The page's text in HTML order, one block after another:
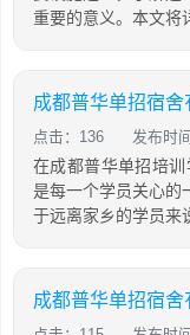
重要的意义。本文将
成都普华单招宿舍
点击：136 发布时
在成都普华单招培
是每一个学员关心的
于远离家乡的学员来
成都普华单招宿